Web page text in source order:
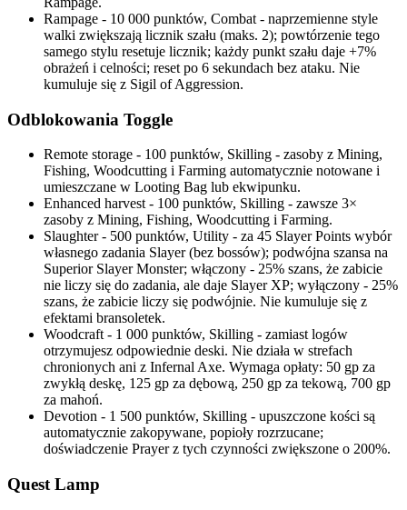
Rampage - 10 000 punktów, Combat - naprzemienne style
walki zwiększają licznik szału (maks. 2); powtórzenie tego
samego stylu resetuje licznik; każdy punkt szału daje +7%
obrażeń i celności; reset po 6 sekundach bez ataku. Nie
kumuluje się z Sigil of Aggression.
Odblokowania Toggle
Remote storage - 100 punktów, Skilling - zasoby z Mining,
Fishing, Woodcutting i Farming automatycznie notowane i
umieszczane w Looting Bag lub ekwipunku.
Enhanced harvest - 100 punktów, Skilling - zawsze 3×
zasoby z Mining, Fishing, Woodcutting i Farming.
Slaughter - 500 punktów, Utility - za 45 Slayer Points wybór
własnego zadania Slayer (bez bossów); podwójna szansa na
Superior Slayer Monster; włączony - 25% szans, że zabicie
nie liczy się do zadania, ale daje Slayer XP; wyłączony - 25%
szans, że zabicie liczy się podwójnie. Nie kumuluje się z
efektami bransoletek.
Woodcraft - 1 000 punktów, Skilling - zamiast logów
otrzymujesz odpowiednie deski. Nie działa w strefach
chronionych ani z Infernal Axe. Wymaga opłaty: 50 gp za
zwykłą deskę, 125 gp za dębową, 250 gp za tekową, 700 gp
za mahoń.
Devotion - 1 500 punktów, Skilling - upuszczone kości są
automatycznie zakopywane, popioły rozrzucane;
doświadczenie Prayer z tych czynności zwiększone o 200%.
Quest Lamp